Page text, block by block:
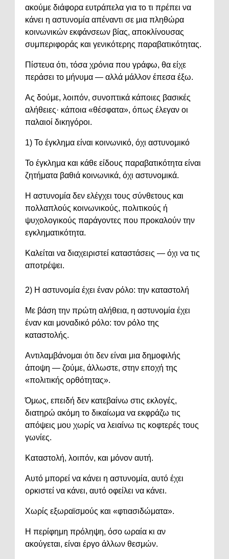
ακούμε διάφορα ευτράπελα για το τι πρέπει να
κάνει η αστυνομία απέναντι σε μια πληθώρα
κοινωνικών εκφάνσεων βίας, αποκλίνουσας
συμπεριφοράς και γενικότερης παραβατικότητας.
Πίστευα ότι, τόσα χρόνια που γράφω, θα είχε
περάσει το μήνυμα — αλλά μάλλον έπεσα έξω.
Ας δούμε, λοιπόν, συνοπτικά κάποιες βασικές
αλήθειες· κάποια «θέσφατα», όπως έλεγαν οι
παλαιοί δικηγόροι.
1) Το έγκλημα είναι κοινωνικό, όχι αστυνομικό
Το έγκλημα και κάθε είδους παραβατικότητα είναι
ζητήματα βαθιά κοινωνικά, όχι αστυνομικά.
Η αστυνομία δεν ελέγχει τους σύνθετους και
πολλαπλούς κοινωνικούς, πολιτικούς ή
ψυχολογικούς παράγοντες που προκαλούν την
εγκληματικότητα.
Καλείται να διαχειριστεί καταστάσεις — όχι να τις
αποτρέψει.
2) Η αστυνομία έχει έναν ρόλο: την καταστολή
Με βάση την πρώτη αλήθεια, η αστυνομία έχει
έναν και μοναδικό ρόλο: τον ρόλο της
καταστολής.
Αντιλαμβάνομαι ότι δεν είναι μια δημοφιλής
άποψη — ζούμε, άλλωστε, στην εποχή της
«πολιτικής ορθότητας».
Όμως, επειδή δεν κατεβαίνω στις εκλογές,
διατηρώ ακόμη το δικαίωμα να εκφράζω τις
απόψεις μου χωρίς να λειαίνω τις κοφτερές τους
γωνίες.
Καταστολή, λοιπόν, και μόνον αυτή.
Αυτό μπορεί να κάνει η αστυνομία, αυτό έχει
ορκιστεί να κάνει, αυτό οφείλει να κάνει.
Χωρίς εξωραϊσμούς και «φτιασιδώματα».
Η περίφημη πρόληψη, όσο ωραία κι αν
ακούγεται, είναι έργο άλλων θεσμών.